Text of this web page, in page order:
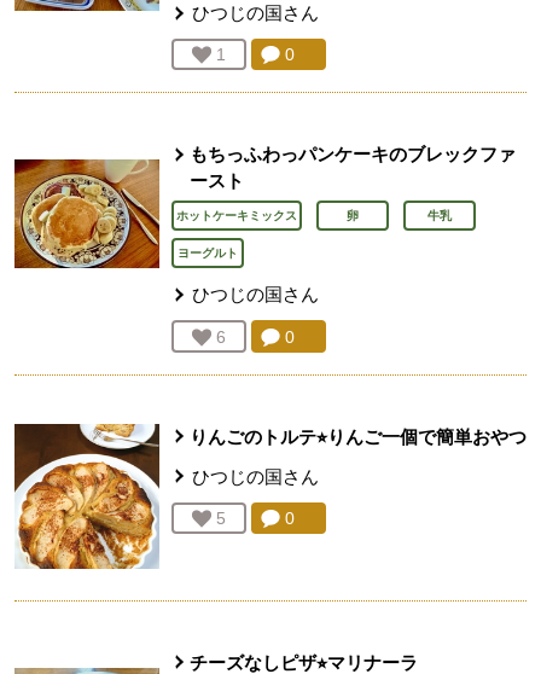
ひつじの国さん
お気に入り登録：
1 人が登録コメント：
0
もちっふわっパンケーキのブレックファ
ースト
ホットケーキミックス 卵 牛乳
ヨーグルト
ひつじの国さん
お気に入り登録：
6 人が登録コメント：
0
りんごのトルテ⭐︎りんご一個で簡単おやつ
ひつじの国さん
お気に入り登録：
5 人が登録コメント：
0
チーズなしピザ⭐︎マリナーラ